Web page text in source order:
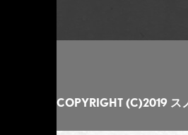
COPYRIGHT (C)2019 ス